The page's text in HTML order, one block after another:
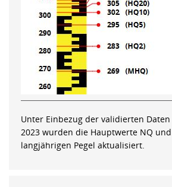
Unter Einbezug der validierten
2023 wurden die Hauptwerte NQ
langjährigen Pegel aktualisiert.